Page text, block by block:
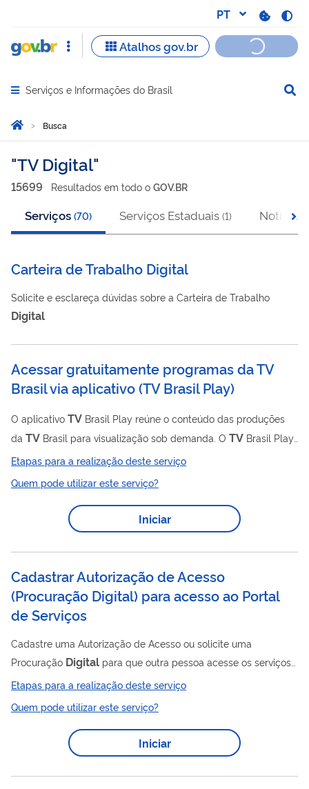
Abrir menu principal de navegação
Serviços e Informações do Brasil
Você está aqui:
Página Inicial
Busca
Busca
TV Digital
15699 Resultados em todo o GOV.BR
Serviços (70) Serviços Estaduais (1) Notícias
Carteira de Trabalho Digital
Solicite e esclareça dúvidas sobre a Carteira de Trabalho
Digital
Acessar gratuitamente programas da TV
Brasil via aplicativo(TV Brasil Play)
O aplicativo TV Brasil Play reúne o conteúdo das produções
da TV Brasil para visualização sob demanda. O TV Brasil Play
está no ar desde agosto de 2018, composto por produções
infantis, entretenimento e jornalismo) que podem ser
acessados gratuitamente, a qualquer momento. Também é
possível, por meio dele, assistir ao vivo à programação da
Brasil. O aplicativo está disponível para iOS e Android e pode
solicitação, elogio,...
Etapas para a realização deste serviço
Quem pode utilizar este serviço?
Iniciar
Cadastrar Autorização de Acesso
(Procuração Digital) para acesso ao Portal
de Serviços
Cadastre uma Autorização de Acesso ou solicite uma
Procuração Digital para que outra pessoa acesse os serviços
digitais da Receita Federal por você. Essa
autorização/procuração permite que outra pessoa
(outorgado/representante legal) possa representar você
(outorgantetitular) ou a sua empresa na utilização dos serviços
digitais da Receita Federal. Não é válida para o atendimento
CAC e Portal de Serviços). Você pode escolher...
Etapas para a realização deste serviço
Quem pode utilizar este serviço?
Iniciar